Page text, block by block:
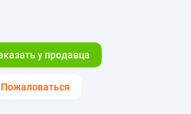
у продавца
Пожаловаться